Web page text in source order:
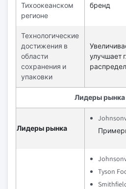
Тихоокеанском
регионе
бренд
Технологические
достижения в
области
сохранения и
упаковки
улучшает
Лидеры рынка
Лидеры рынка
Tyson